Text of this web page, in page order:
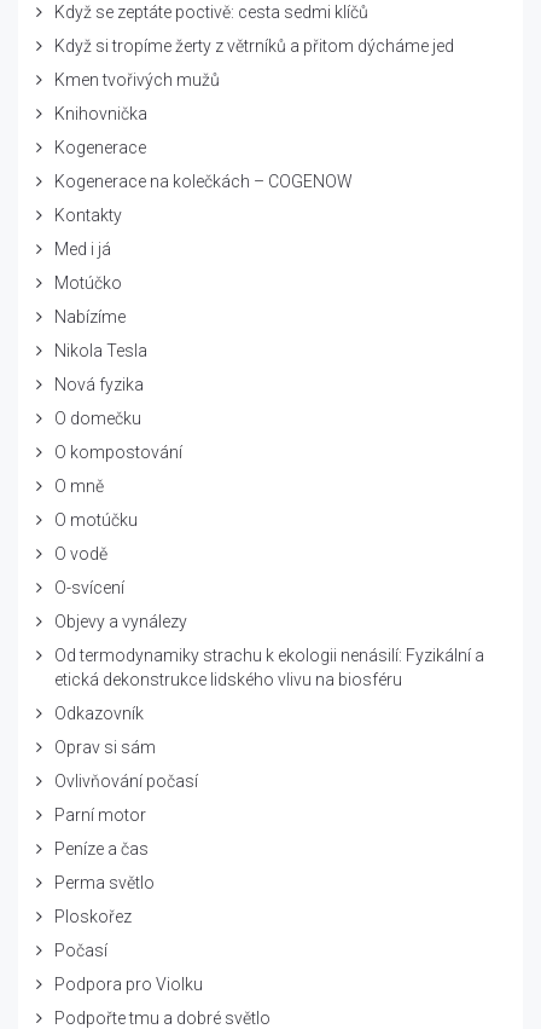
Když se zeptáte poctivě: cesta sedmi klíčů
Když si tropíme žerty z větrníků a přitom dýcháme jed
Kmen tvořivých mužů
Knihovnička
Kogenerace
Kogenerace na kolečkách – COGENOW
Kontakty
Med i já
Motúčko
Nabízíme
Nikola Tesla
Nová fyzika
O domečku
O kompostování
O mně
O motúčku
O vodě
O-svícení
Objevy a vynálezy
Od termodynamiky strachu k ekologii nenásilí: Fyzikální a
etická dekonstrukce lidského vlivu na biosféru
Odkazovník
Oprav si sám
Ovlivňování počasí
Parní motor
Peníze a čas
Perma světlo
Ploskořez
Počasí
Podpora pro Violku
Podpořte tmu a dobré světlo